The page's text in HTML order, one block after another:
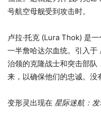
号航空母舰受到攻击时。
卢拉·托克 (Lura Thok) 是
一半詹哈达尔血统。引入于
治领的克隆战士和突击部队
来，以确保他们的忠诚。没
变形灵出现在 星际迷航：